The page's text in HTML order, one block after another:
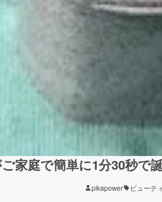
ご家庭で簡単に1分30秒
pikapower ビューテ